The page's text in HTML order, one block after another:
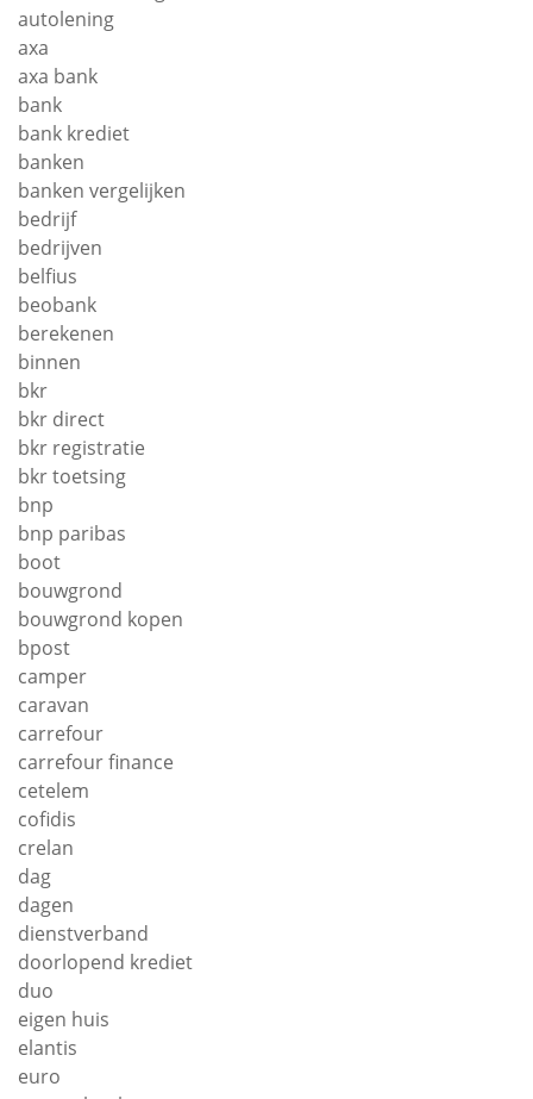
autolening
axa
axa bank
bank
bank krediet
banken
banken vergelijken
bedrijf
bedrijven
belfius
beobank
berekenen
binnen
bkr
bkr direct
bkr registratie
bkr toetsing
bnp
bnp paribas
boot
bouwgrond
bouwgrond kopen
bpost
camper
caravan
carrefour
carrefour finance
cetelem
cofidis
crelan
dag
dagen
dienstverband
doorlopend krediet
duo
eigen huis
elantis
euro